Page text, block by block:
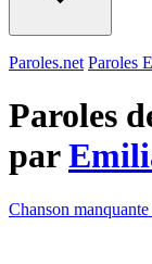
Paroles.net Paroles
Paroles
par
Chanson